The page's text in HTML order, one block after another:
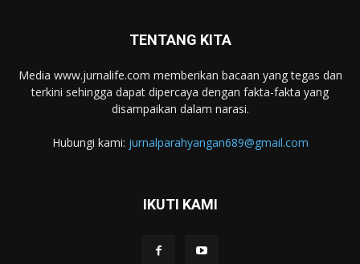
TENTANG KITA
Media www.jurnalife.com memberikan bacaan yang tegas dan
terkini sehingga dapat dipercaya dengan fakta-fakta yang
disampaikan dalam narasi.
Hubungi kami: jurnalparahyangan689@gmail.com
IKUTI KAMI